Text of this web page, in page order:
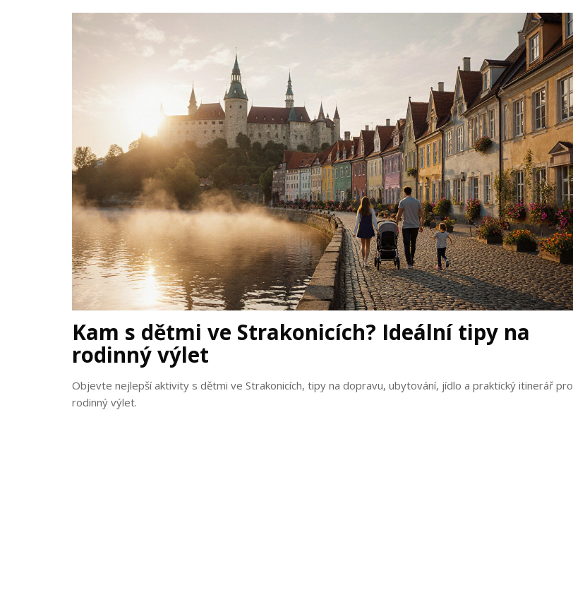
Kam s dětmi ve Strakonicích? Ideální tipy na
rodinný výlet
Objevte nejlepší aktivity s dětmi ve Strakonicích, tipy na dopravu, ubytování, jídlo a praktický itinerář pro
rodinný výlet.